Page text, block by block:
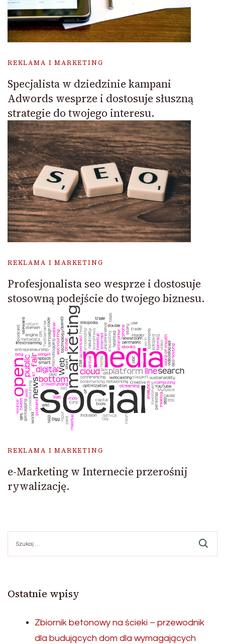
REKLAMA I MARKETING
Specjalista w dziedzinie kampani
Adwords wesprze i dostosuje słuszną
strategie do twojego interesu.
REKLAMA I MARKETING
Profesjonalista seo wesprze i dostosuje
stosowną podejście do twojego biznesu.
REKLAMA I MARKETING
e-Marketing w Internecie przerośnij
rywalizację.
Ostatnie wpisy
Zbiornik betonowy na ścieki – przewodnik
dla budujących dom dla wymagających